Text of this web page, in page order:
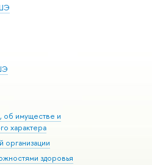
об имуществе и
характера
организации
здоровья